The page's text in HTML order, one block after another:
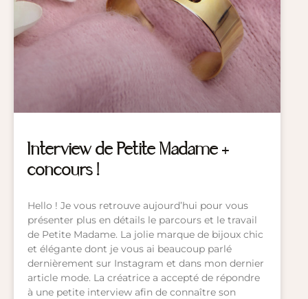
Interview de Petite Madame +
concours !
Hello ! Je vous retrouve aujourd’hui pour vous
présenter plus en détails le parcours et le travail
de Petite Madame. La jolie marque de bijoux chic
et élégante dont je vous ai beaucoup parlé
dernièrement sur Instagram et dans mon dernier
article mode. La créatrice a accepté de répondre
à une petite interview afin de connaître son